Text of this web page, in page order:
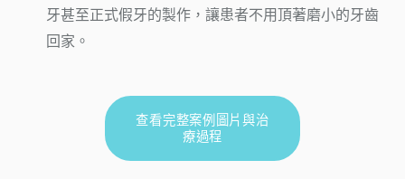
牙甚至正式假牙的製作，讓患者不用頂著磨小的牙齒
回家。
查看完整案例圖片與治
療過程